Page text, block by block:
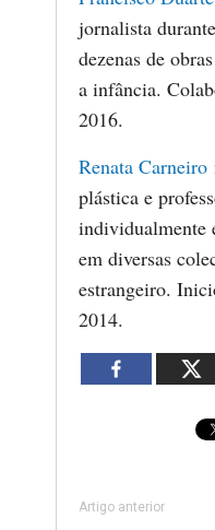
jornalista
dezenas de
a infância.
2016.
Renata Carneiro
plástica e
individualmente
em diversas
estrangeiro.
2014.
Artigo anterior